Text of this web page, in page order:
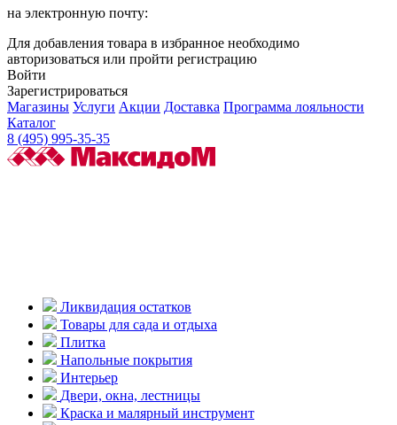
на электронную почту:
Для добавления товара в избранное необходимо
авторизоваться или пройти регистрацию
Войти
Зарегистрироваться
Магазины Услуги Акции Доставка Программа лояльности
Каталог
8 (495) 995-35-35
Ликвидация остатков
Товары для сада и отдыха
Плитка
Напольные покрытия
Интерьер
Двери, окна, лестницы
Краска и малярный инструмент